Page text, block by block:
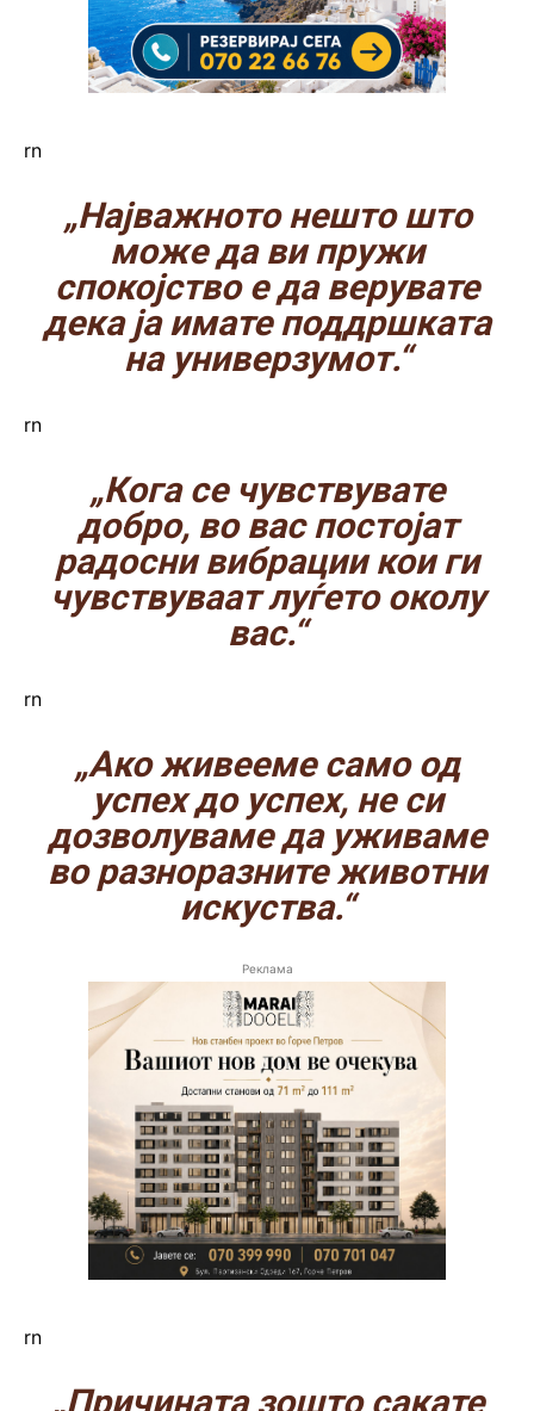
rn
„Најважното нешто што
може да ви пружи
спокојство е да верувате
дека ја имате поддршката
на универзумот.“
rn
„Кога се чувствувате
добро, во вас постојат
радосни вибрации кои ги
чувствуваат луѓето околу
вас.“
rn
„Ако живееме само од
успех до успех, не си
дозволуваме да уживаме
во разноразните животни
искуства.“
Реклама
rn
„Причината зошто сакате